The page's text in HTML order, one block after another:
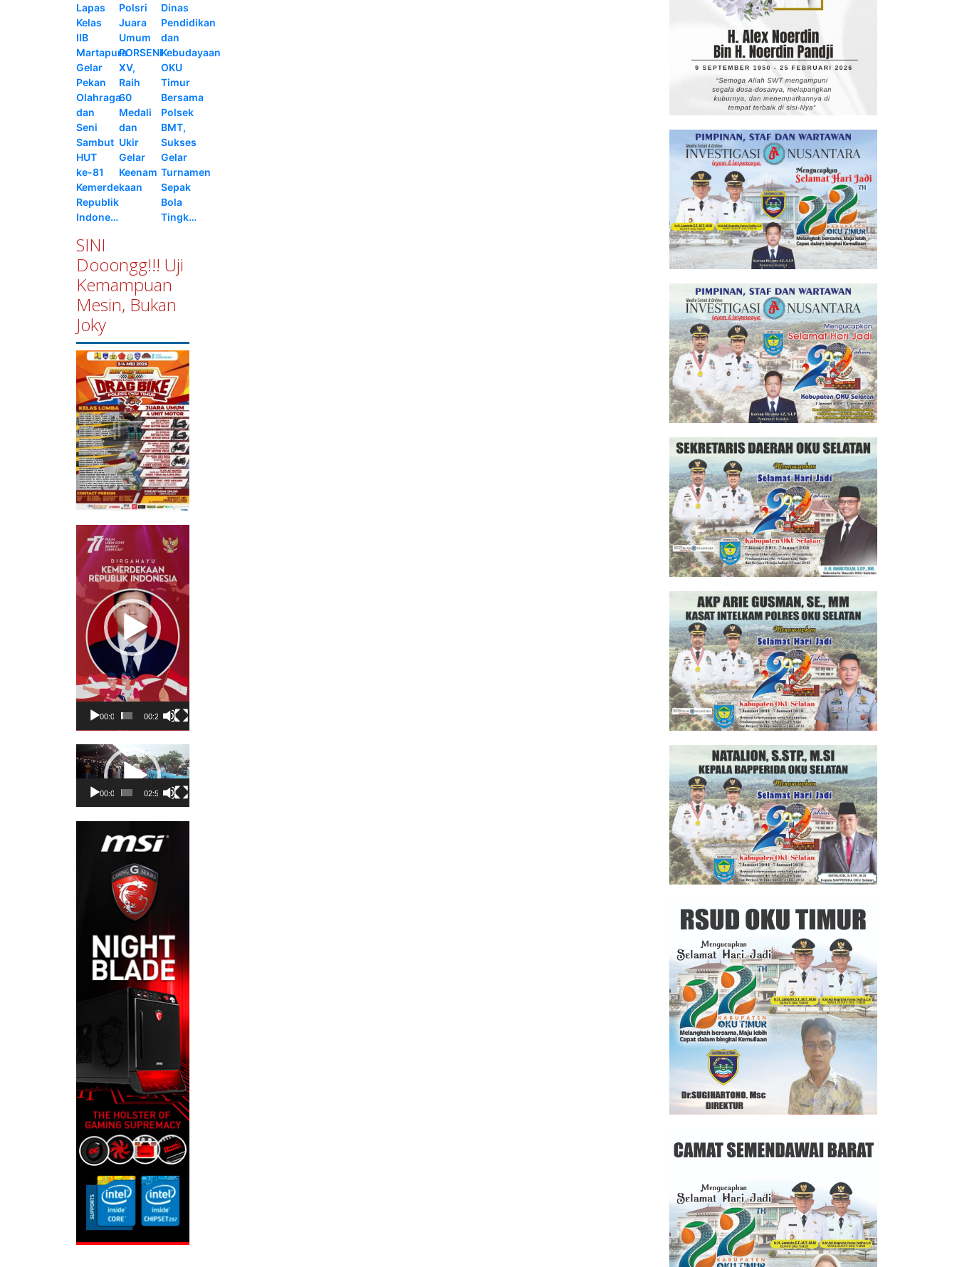
Lapas
Kelas
IIB
Martapura
Gelar
Pekan
Olahraga
dan
Seni
Sambut
HUT
ke-81
Kemerdekaan
Republik
Indone…
Polsri
Juara
Umum
PORSENI
XV,
Raih
60
Medali
dan
Ukir
Gelar
Keenam
Dinas
Pendidikan
dan
Kebudayaan
OKU
Timur
Bersama
Polsek
BMT,
Sukses
Gelar
Turnamen
Sepak
Bola
Tingk…
SINI
Dooongg!!! Uji
Kemampuan
Mesin, Bukan
Joky
Pemutar
Video
00:00 00:23
Pemutar
Video
00:00 02:50